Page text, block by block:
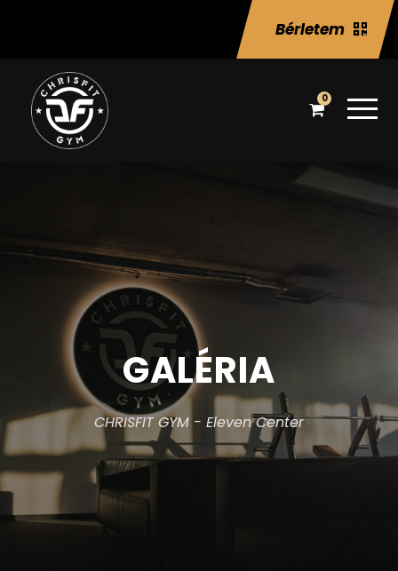
Bérletem
0
GALÉRIA
CHRISFIT GYM - Eleven Center